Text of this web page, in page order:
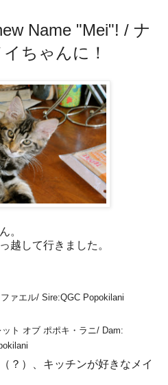
Name "Mei"! / ナ
ちゃんに！
。
越して行きました。
ァエル/ Sire:QGC Popokilani
ト オブ ポポキ・ラニ/ Dam:
？）、キッチンが好きなメイ